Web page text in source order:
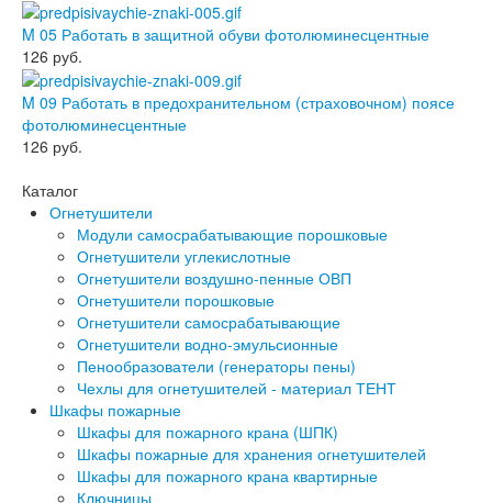
M 05 Работать в защитной обуви фотолюминесцентные
126 руб.
M 09 Работать в предохранительном (страховочном) поясе
фотолюминесцентные
126 руб.
Каталог
Огнетушители
Модули самосрабатывающие порошковые
Огнетушители углекислотные
Огнетушители воздушно-пенные ОВП
Огнетушители порошковые
Огнетушители самосрабатывающие
Огнетушители водно-эмульсионные
Пенообразователи (генераторы пены)
Чехлы для огнетушителей - материал ТЕНТ
Шкафы пожарные
Шкафы для пожарного крана (ШПК)
Шкафы пожарные для хранения огнетушителей
Шкафы для пожарного крана квартирные
Ключницы